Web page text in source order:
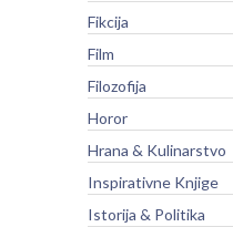
Fikcija
Film
Filozofija
Horor
Hrana & Kulinarstvo
Inspirativne Knjige
Istorija & Politika